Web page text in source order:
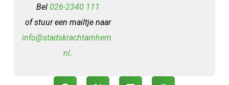
Bel 026-2340 111
of stuur een mailtje naar
info@stadskrachtarnhem.
nl.